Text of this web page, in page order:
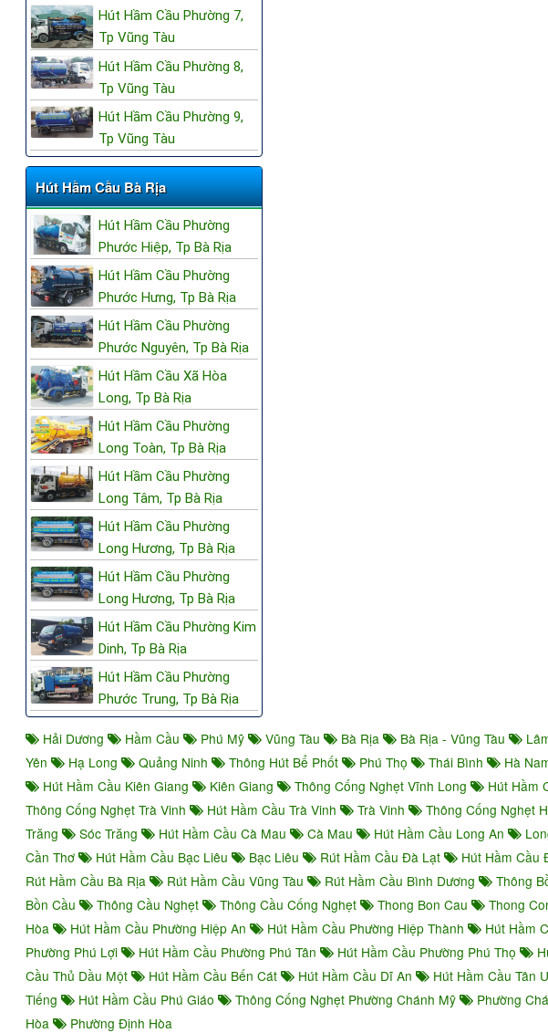
Hút Hầm Cầu Phường 7,
Tp Vũng Tàu
Hút Hầm Cầu Phường 8,
Tp Vũng Tàu
Hút Hầm Cầu Phường 9,
Tp Vũng Tàu
Hút Hầm Cầu Bà Rịa
Hút Hầm Cầu Phường
Phước Hiệp, Tp Bà Rịa
Hút Hầm Cầu Phường
Phước Hưng, Tp Bà Rịa
Hút Hầm Cầu Phường
Phước Nguyên, Tp Bà Rịa
Hút Hầm Cầu Xã Hòa
Long, Tp Bà Rịa
Hút Hầm Cầu Phường
Long Toàn, Tp Bà Rịa
Hút Hầm Cầu Phường
Long Tâm, Tp Bà Rịa
Hút Hầm Cầu Phường
Long Hương, Tp Bà Rịa
Hút Hầm Cầu Phường
Long Hương, Tp Bà Rịa
Hút Hầm Cầu Phường Kim
Dinh, Tp Bà Rịa
Hút Hầm Cầu Phường
Phước Trung, Tp Bà Rịa
Hải Dương Hầm Cầu Phú Mỹ Vũng Tàu Bà Rịa Bà Rịa - Vũng Tàu
Yên
Hạ Long Quảng Ninh Thông Hút Bể Phốt Phú Thọ Thái Bình Hà
Hút Hầm Cầu Kiên Giang
Kiên Giang Thông Cống Nghẹt Vĩnh Long Hút Hầm
Thông Cống Nghẹt Trà Vinh
Hút Hầm Cầu Trà Vinh Trà Vinh Thông Cống Nghẹt
Trăng
Sóc Trăng Hút Hầm Cầu Cà Mau Cà Mau Hút Hầm Cầu Long An
Cần Thơ
Hút Hầm Cầu Bạc Liêu Bạc Liêu Rút Hầm Cầu Đà Lạt Hút Hầm Cầu
Rút Hầm Cầu Bà Rịa
Rút Hầm Cầu Vũng Tàu Rút Hầm Cầu Bình Dương Thông
Bồn Cầu
Thông Cầu Nghẹt Thông Cầu Cống Nghẹt Thong Bon Cau Thong
Hòa
Hút Hầm Cầu Phường Hiệp An Hút Hầm Cầu Phường Hiệp Thành Hút Hầm
Phường Phú Lợi
Hút Hầm Cầu Phường Phú Tân Hút Hầm Cầu Phường Phú Thọ
Cầu Thủ Dầu Một
Hút Hầm Cầu Bến Cát Hút Hầm Cầu Dĩ An Hút Hầm Cầu Tân
Tiếng
Hút Hầm Cầu Phú Giáo Thông Cống Nghẹt Phường Chánh Mỹ Phường
Hòa
Phường Định Hòa